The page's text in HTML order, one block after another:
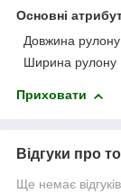
Основні
Довжина рулону
Ширина рулону
Приховати
Відгуки про
Ще немає